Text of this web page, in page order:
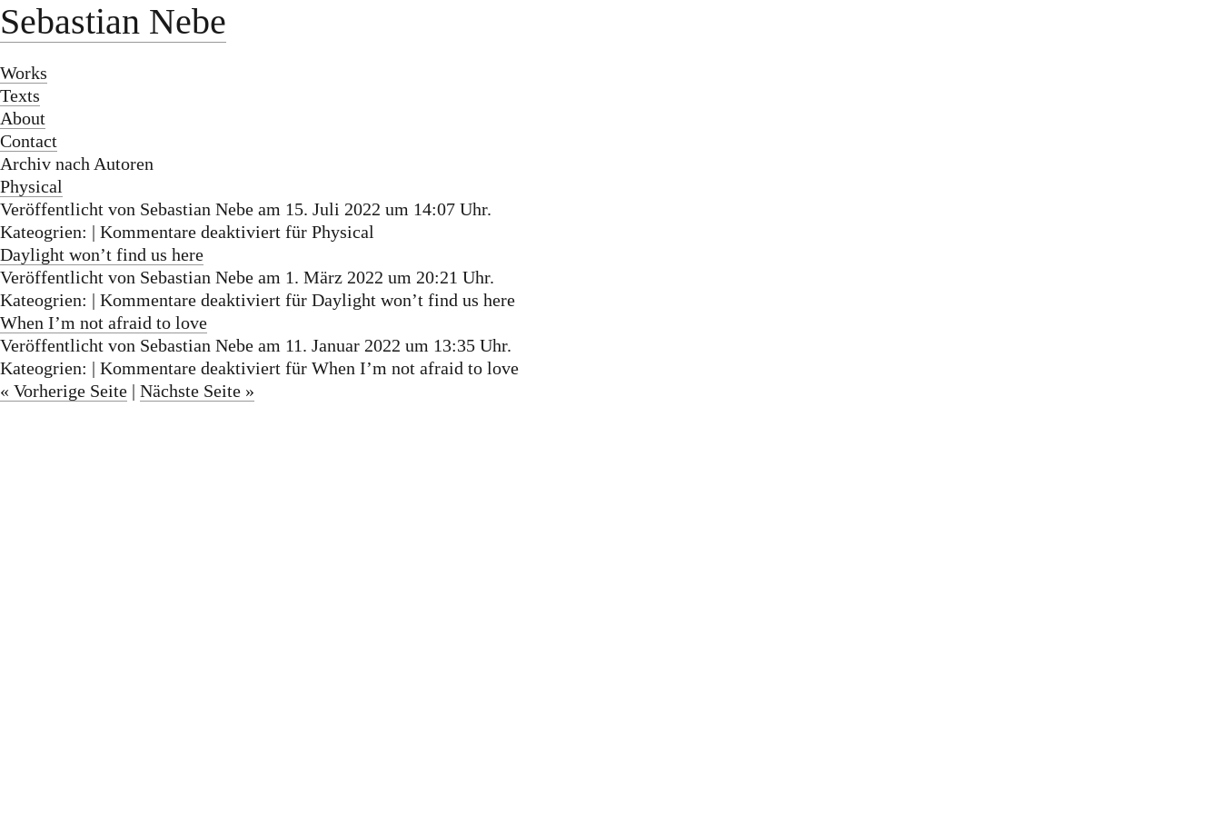
Sebastian Nebe
Works
Texts
About
Contact
Archiv nach Autoren
Physical
Veröffentlicht von Sebastian Nebe am 15. Juli 2022 um 14:07 Uhr.
Kateogrien: | Kommentare deaktiviert für Physical
Daylight won’t find us here
Veröffentlicht von Sebastian Nebe am 1. März 2022 um 20:21 Uhr.
Kateogrien: | Kommentare deaktiviert für Daylight won’t find us here
When I’m not afraid to love
Veröffentlicht von Sebastian Nebe am 11. Januar 2022 um 13:35 Uhr.
Kateogrien: | Kommentare deaktiviert für When I’m not afraid to love
« Vorherige Seite | Nächste Seite »